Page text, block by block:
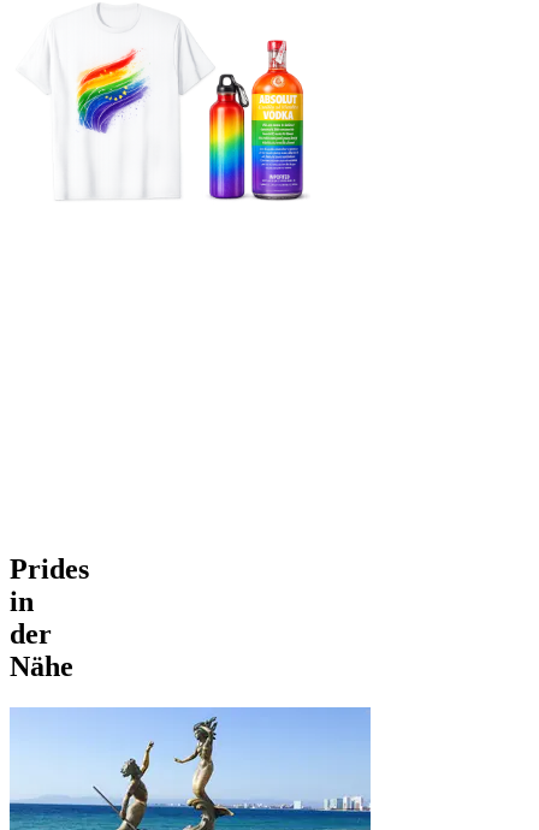
Prides
in
der
Nähe